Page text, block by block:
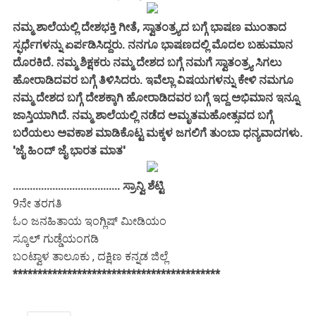
ನಮ್ಮ ಶಾಲೆಯಲ್ಲಿ ದೇಶಭಕ್ತಿ ಗೀತೆ, ಸ್ವಾತಂತ್ರ್ಯದ ಬಗ್ಗೆ ಭಾಷಣ ಮುಂತಾದ
ಸ್ಫರ್ಧೆಗಳನ್ನು ಏರ್ಪಡಿಸಿದ್ದರು. ನನಗೂ ಭಾಷಣದಲ್ಲಿ ಮೊದಲ ಬಹುಮಾನ
ದೊರಕಿದೆ. ನಮ್ಮ ಶಿಕ್ಷಕರು ನಮ್ಮ ದೇಶದ ಬಗ್ಗೆ ನಮಗೆ ಸ್ವಾತಂತ್ರ್ಯ ಸಿಗಲು
ಹೋರಾಡಿದವರ ಬಗ್ಗೆ ತಿಳಿಸಿದರು. ಇವೆಲ್ಲಾ ವಿಷಯಗಳನ್ನು ಕೇಳಿ ನಮಗೂ
ನಮ್ಮ ದೇಶದ ಬಗ್ಗೆ ದೇಶಕ್ಕಾಗಿ ಹೋರಾಡಿದವರ ಬಗ್ಗೆ ಇದ್ದ ಅಭಿಮಾನ ಇನ್ನೂ
ಜಾಸ್ತಿಯಾಗಿದೆ. ನಮ್ಮ ಶಾಲೆಯಲ್ಲಿ ನಡೆದ ಅಮೃತಮಹೋತ್ಸವದ ಬಗ್ಗೆ
ಬರೆಯಲು ಅವಕಾಶ ಮಾಡಿಕೊಟ್ಟ ಮಕ್ಕಳ ಜಗಲಿಗೆ ತುಂಬಾ ಧನ್ಯವಾದಗಳು.
'ಜೈ ಹಿಂದ್ ಜೈ ಭಾರತ ಮಾತ'
...................................... ಸ್ರಾನ್ವಿ ಶೆಟ್ಟಿ
9ನೇ ತರಗತಿ
ಓಂ ಜನಹಿತಾಯ ಇಂಗ್ಲಿಷ್ ಮೀಡಿಯಂ
ಸ್ಕೂಲ್ ಗುಡ್ಡೆಯಂಗಡಿ
ಬಂಟ್ವಾಳ ತಾಲೂಕು , ದಕ್ಷಿಣ ಕನ್ನಡ ಜಿಲ್ಲೆ
******************************************